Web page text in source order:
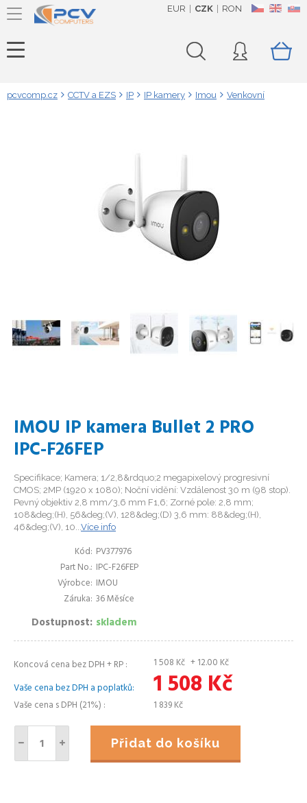
CZ EN SK
EUR CZK RON
pcvcomp.cz CCTV a EZS IP IP kamery Imou Venkovní
IMOU IP kamera Bullet 2 PRO
IPC-F26FEP
Specifikace; Kamera; 1/2,8&rdquo;2 megapixelový progresivní
CMOS; 2MP (1920 x 1080); Noční vidění: Vzdálenost 30 m (98 stop).
Pevný objektiv 2,8 mm/3,6 mm F1,6; Zorné pole: 2,8 mm;
108&deg;(H), 56&deg;(V), 128&deg;(D) 3,6 mm: 88&deg;(H),
46&deg;(V), 10...Více info
Kód PV377976
Part No. IPC-F26FEP
Výrobce IMOU
Záruka 36 Měsíce
Dostupnost skladem
Koncová cena bez DPH + RP 1 508 Kč + 12.00 Kč
Vaše cena bez DPH a poplatků
1 508 Kč
Vaše cena s DPH (21%) 1 839Kč
Přidat do košíku